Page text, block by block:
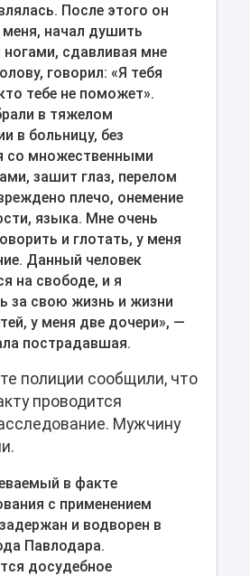
После этого он
меня, начал душить
ногами, сдавливая мне
говорил: «Я тебя
тебе не поможет».
в тяжелом
в больницу, без
со множественными
зашит глаз, перелом
плечо, онемение
языка. Мне очень
и глотать, у меня
Данный человек
на свободе, и я
за свою жизнь и жизни
у меня две дочери», —
пострадавшая.
полиции сообщили, что
проводится
Мужчину
в факте
с применением
и водворен в
Павлодара.
досудебное